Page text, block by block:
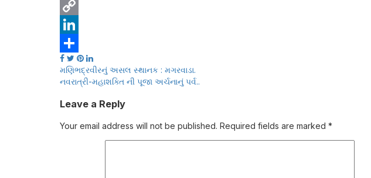
WhatsApp
Copy
Link
LinkedIn
Share
Post
navigation
મણિભદ્રવીરનું અસલ સ્થાનક : મગરવાડા.
નવરાત્રી-મહાશક્તિ ની પૂજા અર્ચનાનું પર્વ..
Leave a Reply
Your email address will not be published. Required fields are marked *